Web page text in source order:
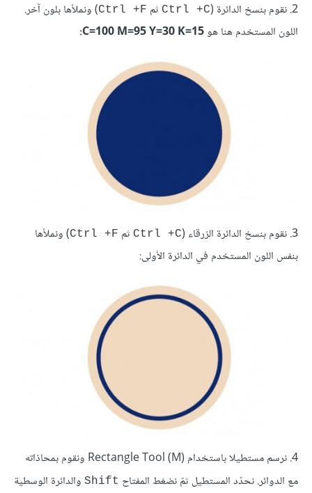
2. نقوم بنسخ الدائرة ( Ctrl +C ثم Ctrl +F) ونملأها بلون آخر.
اللون المستخدم هنا هوC=100 M=95 Y=30 K=15:
3. نقوم بنسخ الدائرة الزرقاء ( Ctrl +C ثم Ctrl +F) ونملأها
بنفس اللون المستخدم في الدائرة الأولى:
4. نرسم مستطيلا باستخدام (Rectangle Tool (M ونقوم بمحاذاته
مع الدوائر. نحدّد المستطيل ثمّ نضغط المفتاح Shift والدائرة الوسطية